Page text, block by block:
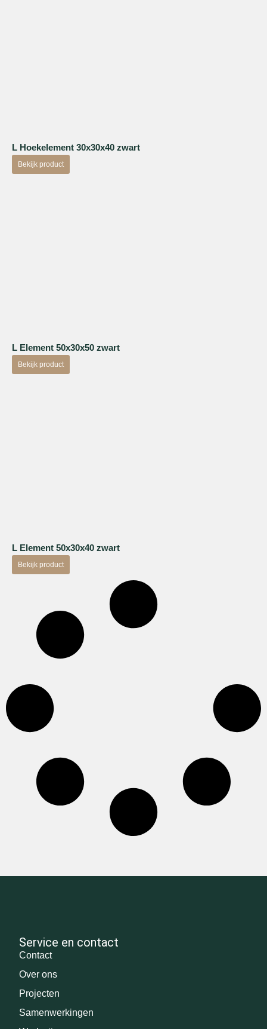
L Hoekelement 30x30x40 zwart
Bekijk product
L Element 50x30x50 zwart
Bekijk product
L Element 50x30x40 zwart
Bekijk product
Service en contact
Contact
Over ons
Projecten
Samenwerkingen